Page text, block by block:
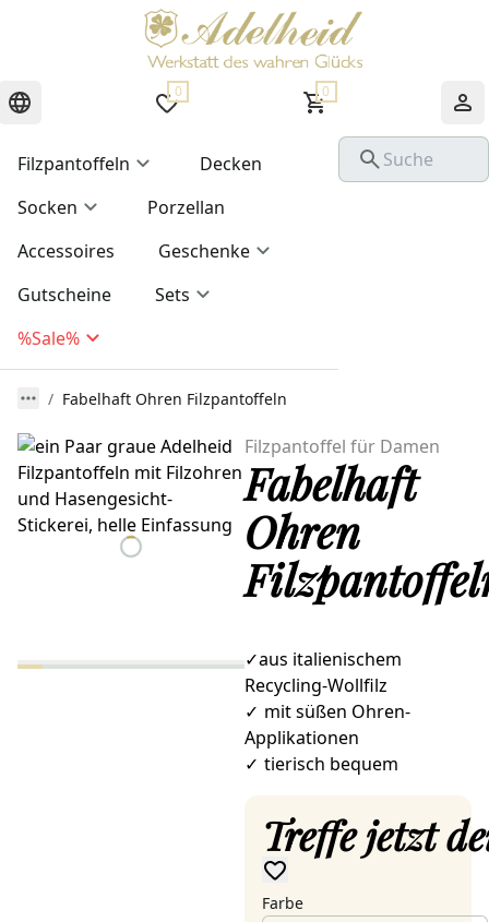
0 0
Filzpantoffeln
Decken
Socken
Porzellan
Accessoires
Geschenke
Gutscheine
Sets
%Sale%
Fabelhaft Ohren Filzpantoffeln
Filzpantoffel für Damen
Fabelhaft
Ohren
✓aus italienischem
Recycling-Wollfilz
✓ mit süßen Ohren-
Applikationen
✓ tierisch bequem
Treffe jetzt
Farbe